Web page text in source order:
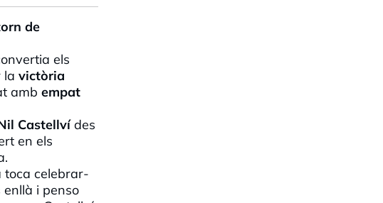
de
els
la victòria
amb empat
Castellvídes
en els
toca celebrar-
i penso